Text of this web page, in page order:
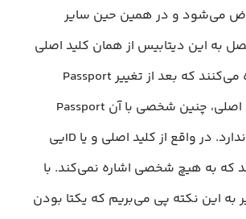
عوض می‌شود و در همین حین سایر
به این دیتابیس از همان کلید اصلی
قدیمی استفاده می‌کنند که بعد از تغییر Passport
Number یا کلید اصلی، چنین شخصی با آن Passport
Number وجود ندارد. در واقع از کلید اصلی و یا IDیی
که به هیچ شخصی اشاره نمی‌کند. با
به این نکته پی می‌بریم که یکتا بودن